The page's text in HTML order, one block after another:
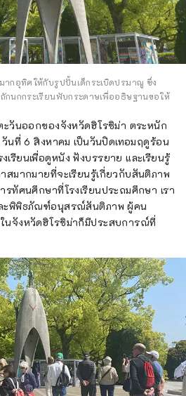
ากอุทิศให้กับรูปปั้นเด็กระเบิดปรมาณู ซึ่ง
กนกกระเรียนพับกระดาษเพื่ออธิษฐานขอให้
ะวันออกของจังหวัดฮิโรชิม่า ตระหนัก
นที่ 6 สิงหาคม เป็นวันปิดเทอมฤดูร้อน
เรียนเพื่อดูหนัง ฟังบรรยาย และเรียนรู้
สมากมายที่จะเรียนรู้เกี่ยวกับสันติภาพ
ทัศนศึกษาที่โรงเรียนประถมศึกษา เรา
ะพิพิธภัณฑ์อนุสรณ์สันติภาพ ผู้คน
นจังหวัดฮิโรชิม่าก็มีประสบการณ์ที่